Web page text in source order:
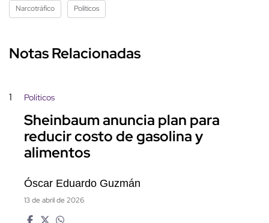
Narcotráfico Políticos
Notas Relacionadas
1 Políticos
Sheinbaum anuncia plan para
reducir costo de gasolina y
alimentos
Óscar Eduardo Guzmán
13 de abril de 2026